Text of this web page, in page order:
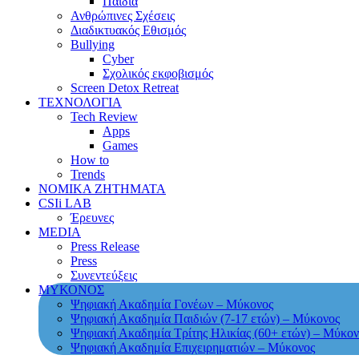
Ανθρώπινες Σχέσεις
Διαδικτυακός Εθισμός
Bullying
Cyber
Σχολικός εκφοβισμός
Screen Detox Retreat
ΤΕΧΝΟΛΟΓΙΑ
Tech Review
Apps
Games
How to
Trends
ΝΟΜΙΚΑ ΖΗΤΗΜΑΤΑ
CSIi LAB
Έρευνες
MEDIA
Press Release
Press
Συνεντεύξεις
ΜΥΚΟΝΟΣ
Ψηφιακή Ακαδημία Γονέων – Μύκονος
Ψηφιακή Ακαδημία Παιδιών (7-17 ετών) – Μύκονος
Ψηφιακή Ακαδημία Τρίτης Ηλικίας (60+ ετών) –
Ψηφιακή Ακαδημία Επιχειρηματιών – Μύκονος